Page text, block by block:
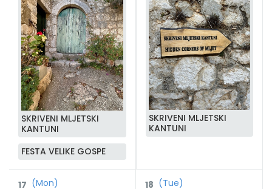
SKRIVENI MLJETSKI
KANTUNI
FESTA VELIKE GOSPE
SKRIVENI MLJETSKI
KANTUNI
17 (Mon) 18 (Tue)